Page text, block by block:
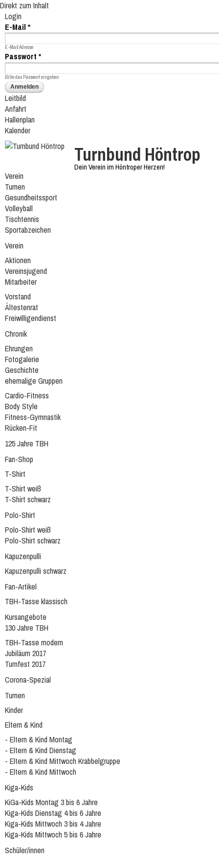
Direkt zum Inhalt
Login
E-Mail *
E-Mail Adresse
Passwort *
Bitte das Passwort eingeben
Leitbild
Anfahrt
Hallenplan
Kalender
Turnbund Höntrop
Dein Verein im Höntroper Herzen!
Verein
Turnen
Gesundheitssport
Volleyball
Tischtennis
Sportabzeichen
Verein
Aktionen
Vereinsjugend
Mitarbeiter
Vorstand
Ältestenrat
Freiwilligendienst
Chronik
Ehrungen
Fotogalerie
Geschichte
ehemalige Gruppen
Cardio-Fitness
Body Style
Fitness-Gymnastik
Rücken-Fit
125 Jahre TBH
Fan-Shop
T-Shirt
T-Shirt weiß
T-Shirt schwarz
Polo-Shirt
Polo-Shirt weiß
Polo-Shirt schwarz
Kapuzenpulli
Kapuzenpulli schwarz
Fan-Artikel
TBH-Tasse klassisch
Kursangebote
130 Jahre TBH
TBH-Tasse modern
Jubiläum 2017
Turnfest 2017
Corona-Spezial
Turnen
Kinder
Eltern & Kind
- Eltern & Kind Montag
- Eltern & Kind Dienstag
- Eltern & Kind Mittwoch Krabbelgruppe
- Eltern & Kind Mittwoch
Kiga-Kids
KiGa-Kids Montag 3 bis 6 Jahre
Kiga-Kids Dienstag 4 bis 6 Jahre
Kiga-Kids Mittwoch 3 bis 4 Jahre
Kiga-Kids Mittwoch 5 bis 6 Jahre
Schüler/innen